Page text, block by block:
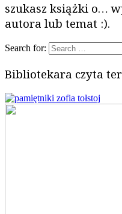
szukasz książki o…
autora lub temat :).
Search for:
Bibliotekara czyta